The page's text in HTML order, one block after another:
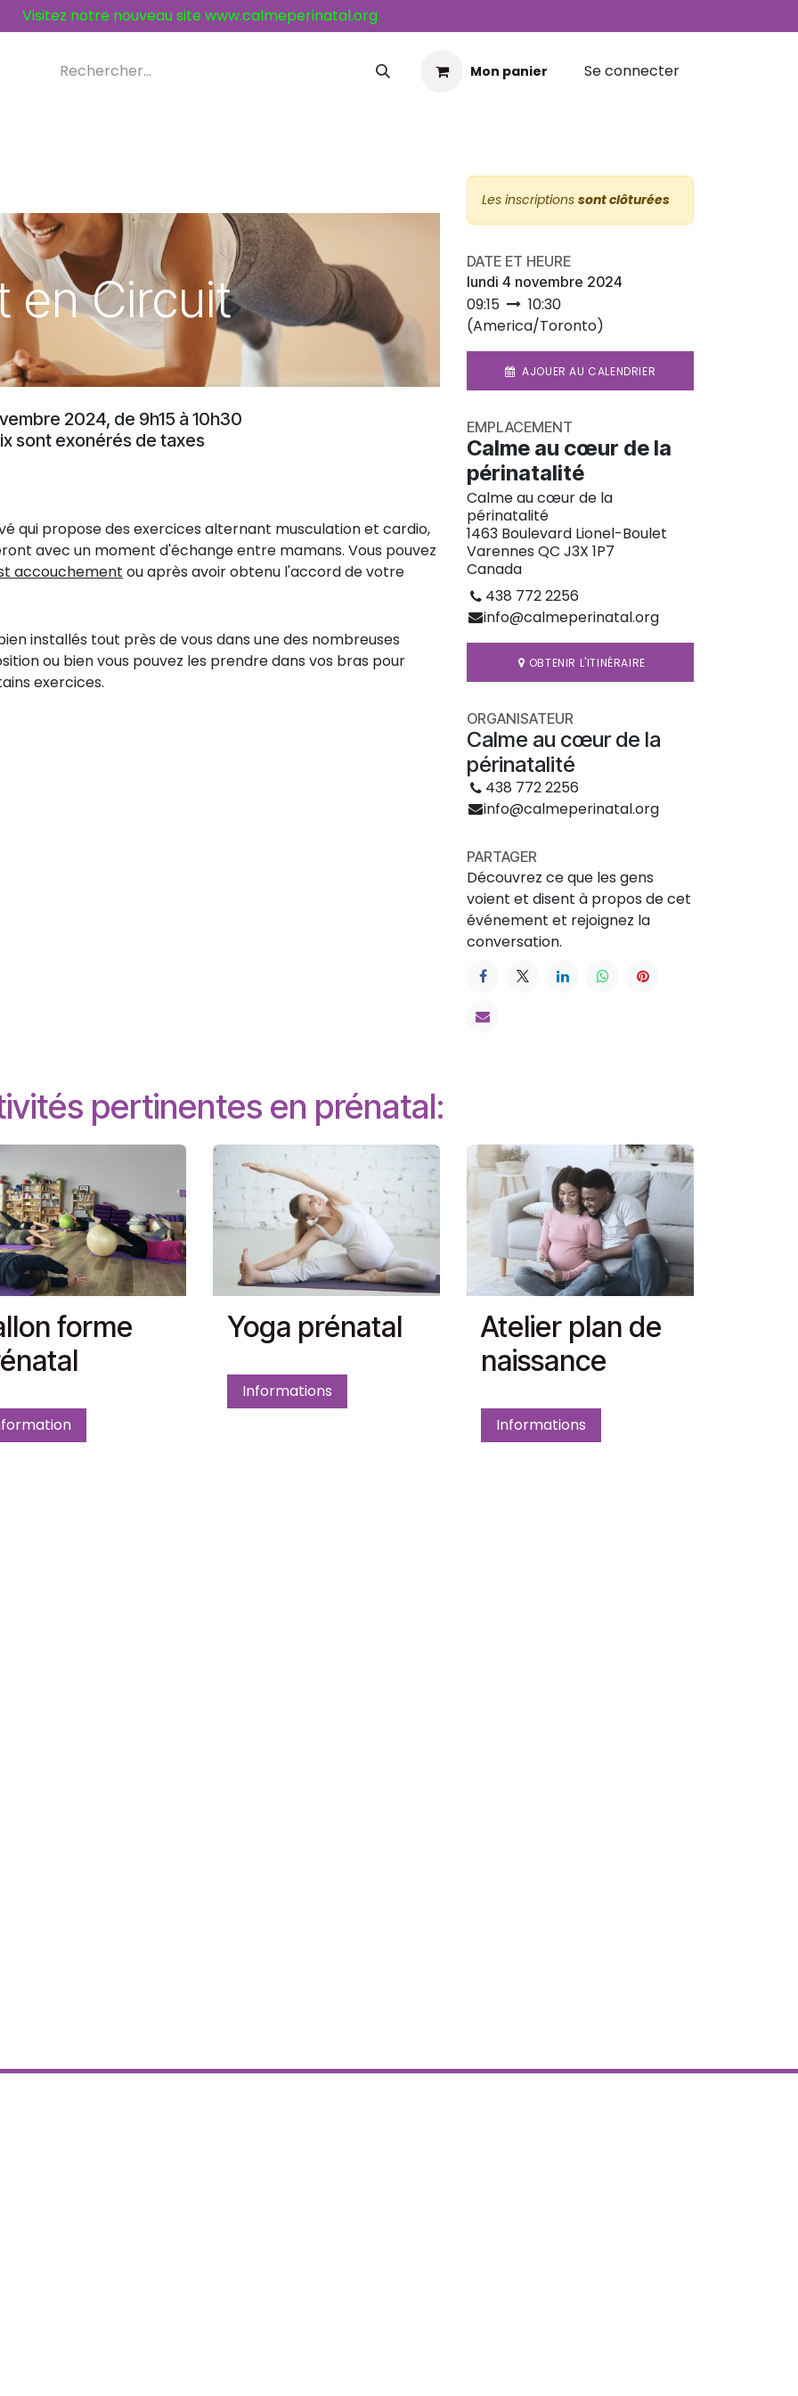
Visitez notre nouveau site www.calmeperinatal.org
Mon panier Se connecter
en Circuit
2024, de 9h15 à 10h30
sont exonérés de taxes
qui propose des exercices alternant musculation et cardio,
avec un moment d'échange entre mamans. Vous pouvez
accouchement ou après avoir obtenu l'accord de votre
installés tout près de vous dans une des nombreuses
ou bien vous pouvez les prendre dans vos bras pour
exercices.
Les inscriptions sont clôturées
DATE ET HEURE
lundi 4 novembre 2024
09:15
10:30
(America/Toronto)
AJOUER AU CALENDRIER
EMPLACEMENT
Calme au cœur de la
périnatalité
Calme au cœur de la
périnatalité
1463 Boulevard Lionel-Boulet
Varennes QC J3X 1P7
Canada
438 772 2256
info@calmeperinatal.org
OBTENIR L'ITINÉRAIRE
ORGANISATEUR
Calme au cœur de la
périnatalité
438 772 2256
info@calmeperinatal.org
PARTAGER
Découvrez ce que les gens
voient et disent à propos de cet
événement et rejoignez la
conversation.
pertinentes en prénatal:
forme
Yoga prénatal
Informations
Atelier plan de
naissance
Informations